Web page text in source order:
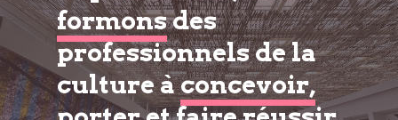
formonsdes
professionnels de la
culture àconcevoir,